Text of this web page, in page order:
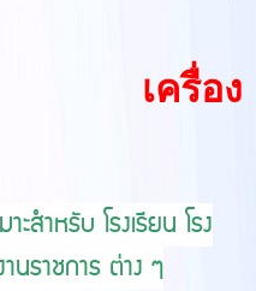
เครื่อง
าะสำหรับ โรงเรียน โรง
ราชการ ต่าง ๆ